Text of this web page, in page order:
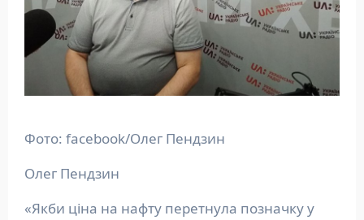
Фото: facebook/Олег Пендзин
Олег Пендзин
«Якби ціна на нафту перетнула позначку у